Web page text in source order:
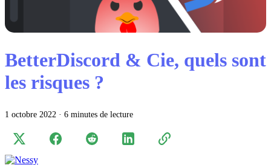
BetterDiscord & Cie, quels sont
les risques ?
1 octobre 2022 · 6 minutes de lecture